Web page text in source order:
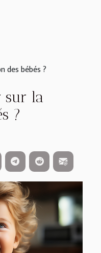
des bébés ?
sur la
?